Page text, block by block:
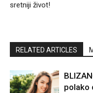
sretniji život!
RELATED ARTICLES
polako